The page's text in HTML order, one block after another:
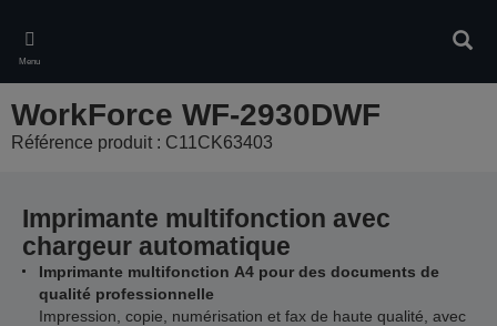
main
content
Menu
WorkForce WF-2930DWF
Référence produit : C11CK63403
Imprimante multifonction avec
chargeur automatique
Imprimante multifonction A4 pour des documents de
qualité professionnelle
Impression, copie, numérisation et fax de haute qualité, avec